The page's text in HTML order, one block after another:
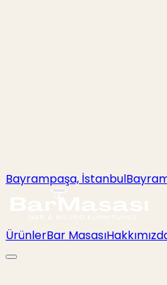
Bayrampaşa, İstanbul
ÜrünlerBar Masası